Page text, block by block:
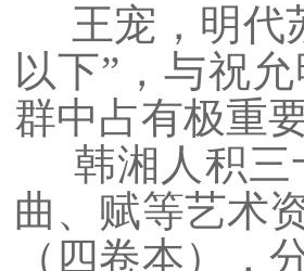
王宠，明代
以下”，与祝
群中占有极重
韩湘人积三
曲、赋等艺术
（四卷本），